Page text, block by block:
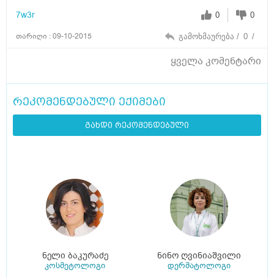
7w3r 0 0
თარიღი : 09-10-2015 გამოხმაურება / 0 /
ყველა კომენტარი
რეკომენდებული ექიმები
გახდი რეკომენდებული
ნელი ბაკურაძე
კოსმეტოლოგი
ნინო ღვინიაშვილი
დერმატოლოგი